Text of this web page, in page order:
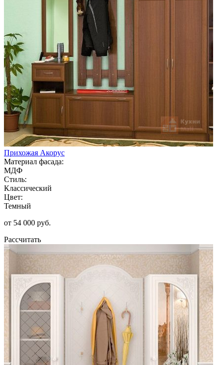
Прихожая Акорус
Материал фасада:
МДФ
Стиль:
Классический
Цвет:
Темный
от 54 000 руб.
Рассчитать